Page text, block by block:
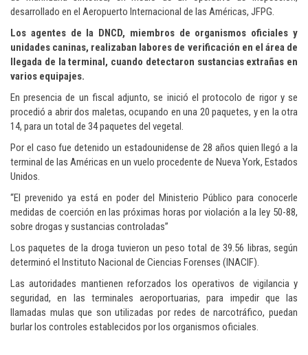
desarrollado en el Aeropuerto Internacional de las Américas, JFPG.
Los agentes de la DNCD, miembros de organismos oficiales y
unidades caninas, realizaban labores de verificación en el área de
llegada de la terminal, cuando detectaron sustancias extrañas en
varios equipajes.
En presencia de un fiscal adjunto, se inició el protocolo de rigor y se
procedió a abrir dos maletas, ocupando en una 20 paquetes, y en la otra
14, para un total de 34 paquetes del vegetal.
Por el caso fue detenido un estadounidense de 28 años quien llegó a la
terminal de las Américas en un vuelo procedente de Nueva York, Estados
Unidos.
“El prevenido ya está en poder del Ministerio Público para conocerle
medidas de coerción en las próximas horas por violación a la ley 50-88,
sobre drogas y sustancias controladas”
Los paquetes de la droga tuvieron un peso total de 39.56 libras, según
determinó el Instituto Nacional de Ciencias Forenses (INACIF).
Las autoridades mantienen reforzados los operativos de vigilancia y
seguridad, en las terminales aeroportuarias, para impedir que las
llamadas mulas que son utilizadas por redes de narcotráfico, puedan
burlar los controles establecidos por los organismos oficiales.